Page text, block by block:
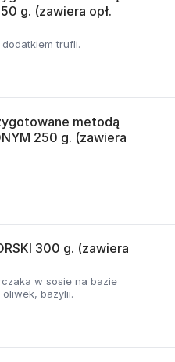
g. (zawiera opł.
trufli.
metodą
250 g. (zawiera
300 g. (zawiera
w sosie na bazie
bazylii.